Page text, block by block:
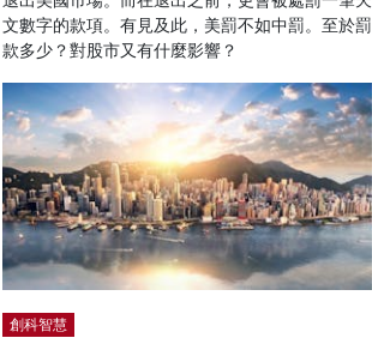
文數字的款項。有見及此，美罰不如中罰。至於罰
款多少？對股市又有什麼影響？
創科智慧